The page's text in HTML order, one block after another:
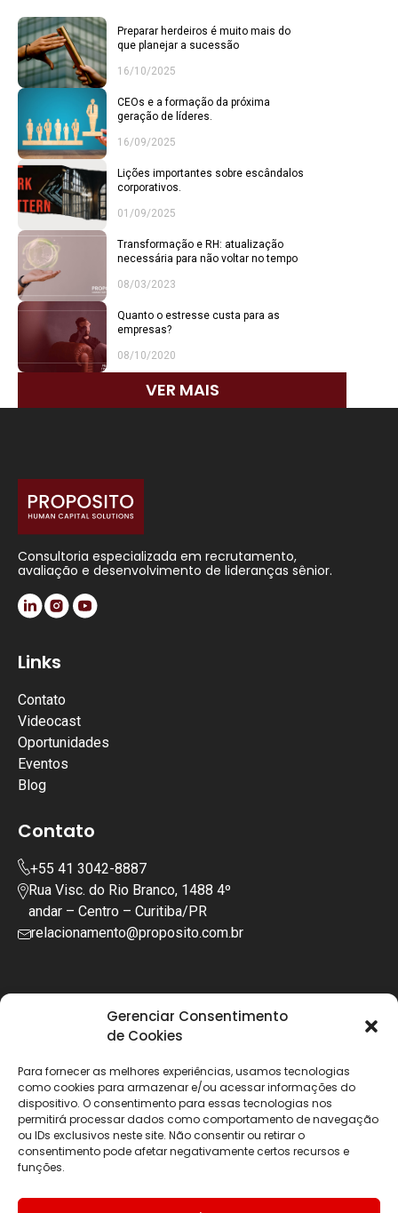
Gerenciar Consentimento
de Cookies
Para fornecer as melhores experiências, usamos tecnologias
como cookies para armazenar e/ou acessar informações do
dispositivo. O consentimento para essas tecnologias nos
permitirá processar dados como comportamento de navegação
ou IDs exclusivos neste site. Não consentir ou retirar o
consentimento pode afetar negativamente certos recursos e
funções.
Preparar herdeiros é muito mais do
que planejar a sucessão
16/10/2025
CEOs e a formação da próxima
geração de líderes.
16/09/2025
Lições importantes sobre escândalos
corporativos.
01/09/2025
Transformação e RH: atualização
necessária para não voltar no tempo
08/03/2023
Quanto o estresse custa para as
empresas?
08/10/2020
VER MAIS
Consultoria especializada em recrutamento,
avaliação e desenvolvimento de lideranças sênior.
Links
Contato
Videocast
Oportunidades
Eventos
Blog
Contato
+55 41 3042-8887
Rua Visc. do Rio Branco, 1488 4º
andar – Centro – Curitiba/PR
relacionamento@proposito.com.br
Copyright © 2025 | Todos os diretos reservados